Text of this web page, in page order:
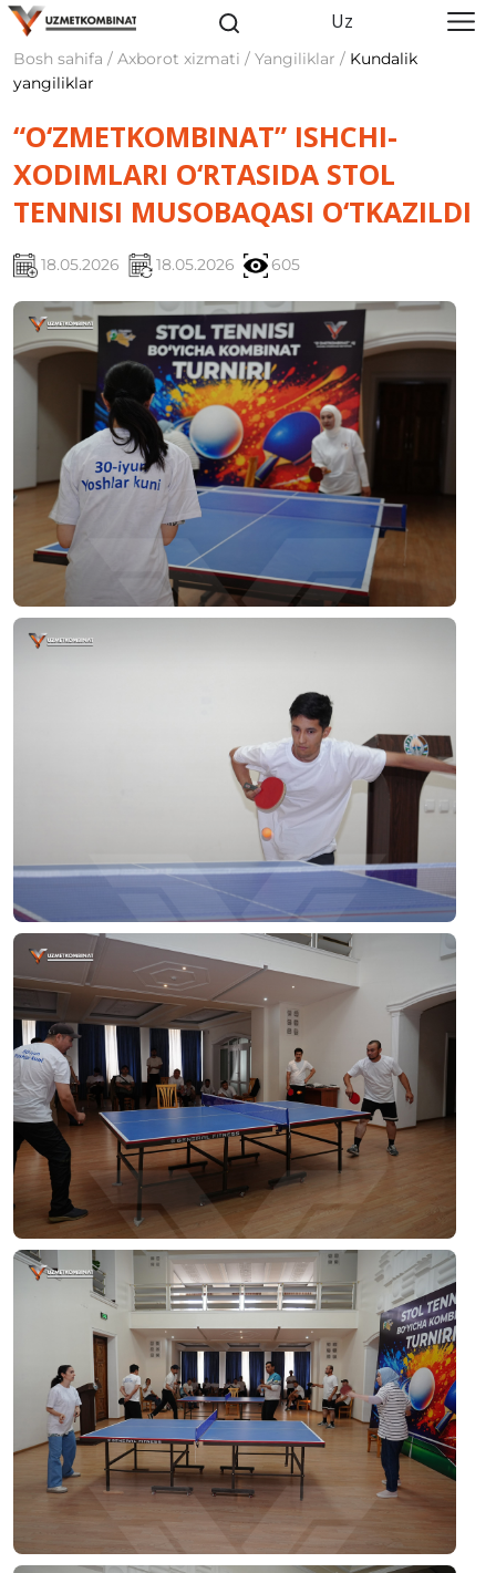
Uz
Bosh sahifa / Axborot xizmati / Yangiliklar / Kundalik
yangiliklar
“O‘ZMETKOMBINAT” ISHCHI-
XODIMLARI O‘RTASIDA STOL
TENNISI MUSOBAQASI O‘TKAZILDI
18.05.2026 18.05.2026 605